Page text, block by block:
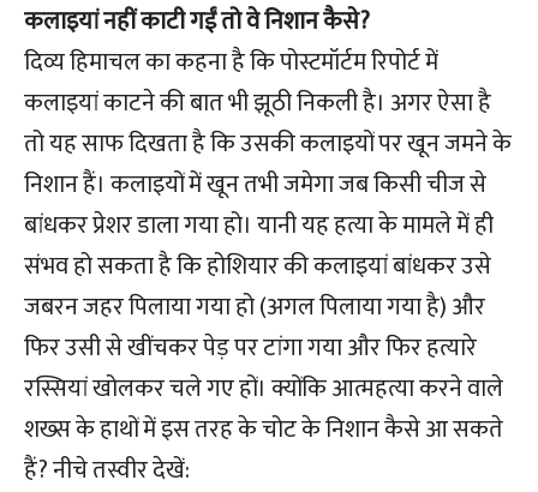
कलाइयां नहीं काटी गईं तो वे निशान कैसे?
दिव्य हिमाचल का कहना है कि पोस्टमॉर्टम रिपोर्ट में
कलाइयां काटने की बात भी झूठी निकली है। अगर ऐसा है
तो यह साफ दिखता है कि उसकी कलाइयों पर खून जमने के
निशान हैं। कलाइयों में खून तभी जमेगा जब किसी चीज से
बांधकर प्रेशर डाला गया हो। यानी यह हत्या के मामले में ही
संभव हो सकता है कि होशियार की कलाइयां बांधकर उसे
जबरन जहर पिलाया गया हो (अगल पिलाया गया है) और
फिर उसी से खींचकर पेड़ पर टांगा गया और फिर हत्यारे
रस्सियां खोलकर चले गए हों। क्योंकि आत्महत्या करने वाले
शख्स के हाथों में इस तरह के चोट के निशान कैसे आ सकते
हैं? नीचे तस्वीर देखें: